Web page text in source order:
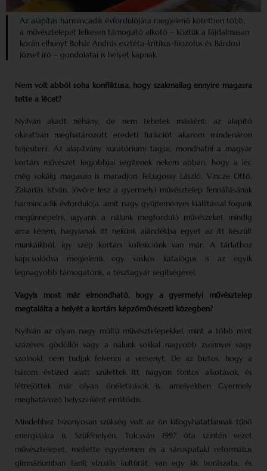
Az alapítás harmincadik évforduló­jára megjelenő kötetben több,
a művésztelepet lelkesen támogató alkotó – köztük a fájdalmasan
korán elhunyt Bohár András esztéta-kritikus-filozófus és Bárdosi
József író – gondolatai is helyet kapnak
Nem volt abból soha konfliktusa, hogy szakmailag ennyire magasra
tette a lécet?
Nyilván akadt néhány, de nem tehetek másként: az alapító
okiratban meghatározott eredeti funkciót akarom mindenáron
teljesíteni. Az alapítvány kuratóriumi tagjai, mondhatni a magyar
kortárs művészet legjobbjai segítenek nekem abban, hogy a léc
még sokáig magasan is maradjon: feLugossy László, Vincze Ottó,
Zakariás István. Jövőre lesz a gyermelyi művésztelep fennállásának
harmincadik évfordulója, amit nagy gyűjteményes kiállítással fogunk
megünnepelni, ugyanis a nálunk megforduló művészeket mindig
arra kérem, hagyjanak itt nekünk ajándékba egyet az itt készült
munkáikból, így szép kortárs kollekciónk van már. A tárlathoz
kapcsolódva megjelenik egy vaskos katalógus is az egyik
legnagyobb támogatónk, a tésztagyár segítségével.
Vagyis most már elmondható, hogy a gyermelyi művésztelep
megtalálta a helyét a kortárs képzőművészeti közegben?
Nyilván az olyan nagy múltú művésztelepekkel, mint a több mint
százéves gödöllői vagy a nálunk sokkal nagyobb zsennyei vagy
szolnoki, nem tudjuk felvenni a versenyt. De az biztos, hogy a
három évtized alatt születtek itt nagyon fontos alkotások, és
létrejöttek már olyan önéletírások is, amelyekben Gyermely
meghatározó helyszínként említődik.
Mindehhez bizonyosan szükség volt az ön kifogyhatatlannak tűnő
energiájára is. Szülőhelyén, Tolcsván 1997 óta szintén vezet
művésztelepet, mellette egyetemen és a sárospataki református
gimnáziumban tanít vizuális kultúrát, van egy kis borászata, és